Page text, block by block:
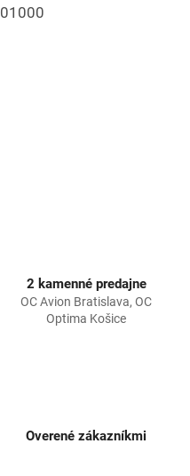
2 kamenné predajne
OC Avion Bratislava, OC
Optima Košice
Overené zákazníkmi